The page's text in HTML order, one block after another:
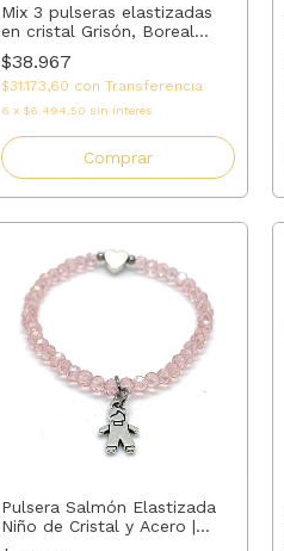
Mix 3 pulseras elastizadas
en cristal Grisón, Boreal
transparente y Salmón #4 +
acero | AMALO
$38.967
$31.173,60 con Transferencia
6 x $6.494,50 sin interés
Comprar
Pulsera Salmón Elastizada
Niño de Cristal y Acero |
Regalo para Mamá, Abuela,